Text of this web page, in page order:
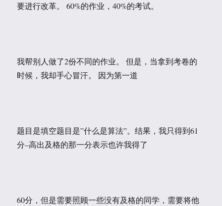
要进行改革。 60%的作业，40%的考试。
我帮别人做了2份不同的作业。 但是，当拿到考卷的
时候，我却手心冒汗。 因为第一道
题目是填空题目是”什么是算法”。结果，我只得到61
分–高出及格的那一分表示也许我得了
60分，但是需要照顾一些没有及格的同学，需要将他